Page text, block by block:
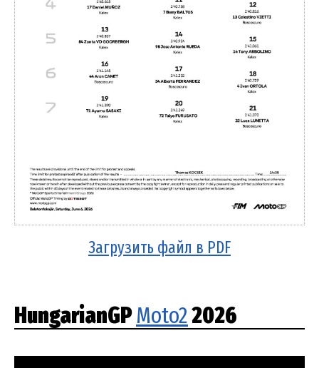
Загрузить файл в PDF
HungarianGPMoto22026